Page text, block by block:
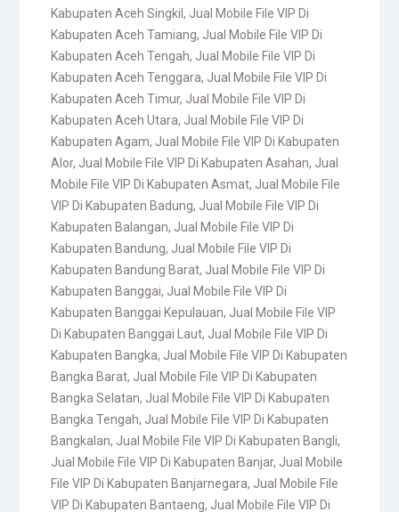
Kabupaten Aceh Singkil , Jual Mobile File VIP Di
Kabupaten Aceh Tamiang, Jual Mobile File VIP Di
Kabupaten Aceh Tengah, Jual Mobile File VIP Di
Kabupaten Aceh Tenggara, Jual Mobile File VIP Di
Kabupaten Aceh Timur, Jual Mobile File VIP Di
Kabupaten Aceh Utara, Jual Mobile File VIP Di
Kabupaten Agam, Jual Mobile File VIP Di Kabupaten
Alor, Jual Mobile File VIP Di Kabupaten Asahan, Jual
Mobile File VIP Di Kabupaten Asmat, Jual Mobile File
VIP Di Kabupaten Badung, Jual Mobile File VIP Di
Kabupaten Balangan, Jual Mobile File VIP Di
Kabupaten Bandung, Jual Mobile File VIP Di
Kabupaten Bandung Barat, Jual Mobile File VIP Di
Kabupaten Banggai, Jual Mobile File VIP Di
Kabupaten Banggai Kepulauan, Jual Mobile File VIP
Di Kabupaten Banggai Laut, Jual Mobile File VIP Di
Kabupaten Bangka, Jual Mobile File VIP Di Kabupaten
Bangka Barat, Jual Mobile File VIP Di Kabupaten
Bangka Selatan, Jual Mobile File VIP Di Kabupaten
Bangka Tengah, Jual Mobile File VIP Di Kabupaten
Bangkalan, Jual Mobile File VIP Di Kabupaten Bangli,
Jual Mobile File VIP Di Kabupaten Banjar, Jual Mobile
File VIP Di Kabupaten Banjarnegara, Jual Mobile File
VIP Di Kabupaten Bantaeng, Jual Mobile File VIP Di